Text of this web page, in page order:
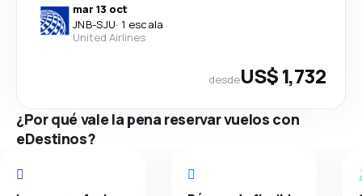
mar 13 oct
JNB-SJU· 1 escala
United Airlines
desdeUS$ 1,732
¿Por qué vale la pena reservar vuelos con
eDestinos?